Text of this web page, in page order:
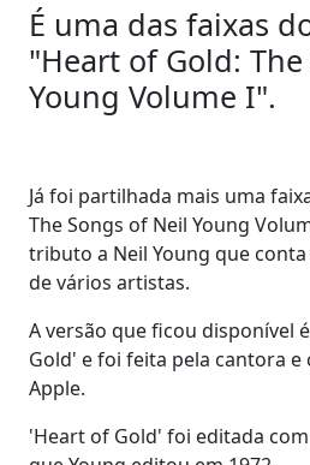
É uma das faixas
"Heart of Gold:
Young Volume I".
Já foi partilhada mais uma
The Songs of Neil Young
tributo a Neil Young que
de vários artistas.
A versão que ficou disponível
Gold' e foi feita pela cantora
Apple.
'Heart of Gold' foi editada